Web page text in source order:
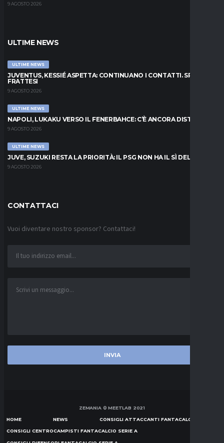
9 AGOSTO 2026
ULTIME NEWS
ULTIME NEWS
JUVENTUS, KESSIÉ ASPETTA: CONTINUANO I CONTATTI. SPUNTA
FRATTESI
9 AGOSTO 2026
ULTIME NEWS
NAPOLI, LUKAKU VERSO IL FENERBAHCE: C’È ANCORA DISTANZA
9 AGOSTO 2026
ULTIME NEWS
JUVE, SUZUKI RESTA LA PRIORITÀ: IL PSG NON HA IL SÌ DEL PARMA
9 AGOSTO 2026
CONTATTACI
Vuoi diventare nostro sponsor? Contattaci!
ZEMANIA © MEETLAB 2021
HOME NEWS CONSIGLI ATTACCANTI FANTACALCIO SERIE A
CONSIGLI CENTROCAMPISTI FANTACALCIO SERIE A